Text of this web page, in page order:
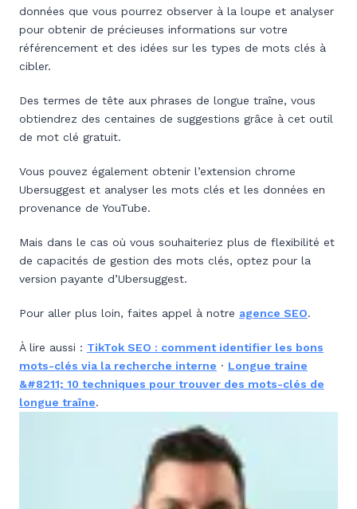
données que vous pourrez observer à la loupe et analyser
pour obtenir de précieuses informations sur votre
référencement et des idées sur les types de mots clés à
cibler.
Des termes de tête aux phrases de longue traîne, vous
obtiendrez des centaines de suggestions grâce à cet outil
de mot clé gratuit.
Vous pouvez également obtenir l’extension chrome
Ubersuggest et analyser les mots clés et les données en
provenance de YouTube.
Mais dans le cas où vous souhaiteriez plus de flexibilité et
de capacités de gestion des mots clés, optez pour la
version payante d’Ubersuggest.
Pour aller plus loin, faites appel à notre agence SEO.
À lire aussi : TikTok SEO : comment identifier les bons
mots-clés via la recherche interne · Longue traine
&#8211; 10 techniques pour trouver des mots-clés de
longue traîne.